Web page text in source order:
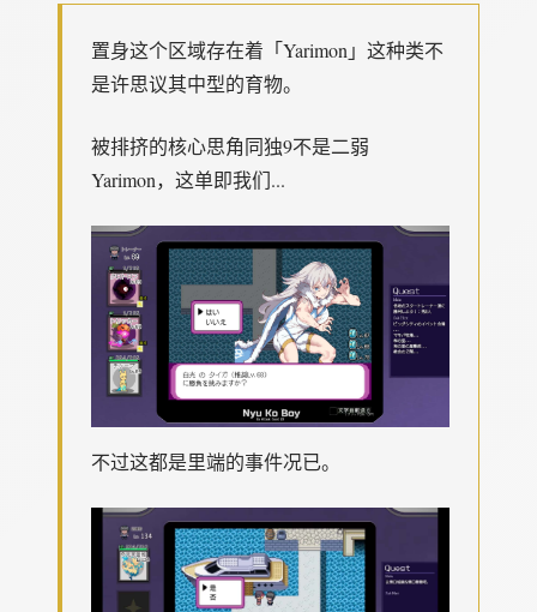
置身这个区域存在着「Yarimon」这种类不
是许思议其中型的育物。
被排挤的核心思角同独9不是二弱
Yarimon，这单即我们...
不过这都是里端的事件况已。